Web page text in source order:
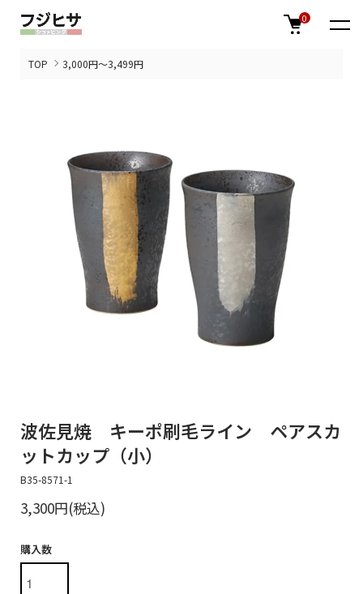
0
TOP 3,000円～3,499円
波佐見焼 キーポ刷毛ライン ペアスカ
ットカップ（小）
B35-8571-1
3,300円(税込)
購入数